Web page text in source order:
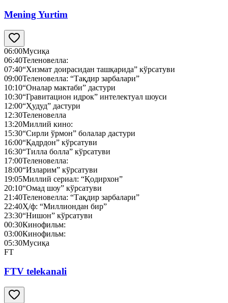
Mening Yurtim
06:00Мусиқа
06:40Теленовелла:
07:40“Хизмат доирасидан ташқарида” кўрсатуви
09:00Теленовелла: “Тақдир зарбалари”
10:10“Оналар мактаби” дастури
10:30“Гравитацион идрок” интелектуал шоуси
12:00“Ҳудуд” дастури
12:30Теленовелла
13:20Миллий кино:
15:30“Сирли ўрмон” болалар дастури
16:00“Қадрдон” кўрсатуви
16:30“Тилла болла” кўрсатуви
17:00Теленовелла:
18:00“Изларим” кўрсатуви
19:05Миллий сериал: “Қодирхон”
20:10“Омад шоу” кўрсатуви
21:40Теленовелла: “Тақдир зарбалари”
22:40Ҳ/ф: “Миллиондан бир”
23:30“Нишон” кўрсатуви
00:30Кинофильм:
03:00Кинофильм:
05:30Мусиқа
FT
FTV telekanali